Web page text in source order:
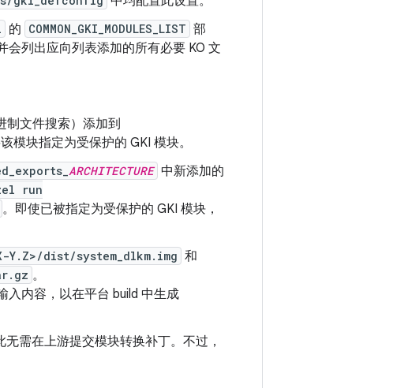
的 COMMON_GKI_MODULES_LIST 部
列出应向列表添加的所有必要 KO 文
制文件搜索）添加到
模块指定为受保护的 GKI 模块。
ARCHITECTURE 中新添加的
run
。即使已被指定为受保护的 GKI 模块，
Y.Z>/dist/system_dlkm.img 和
。
入内容，以在平台 build 中生成
需在上游提交模块转换补丁。不过，